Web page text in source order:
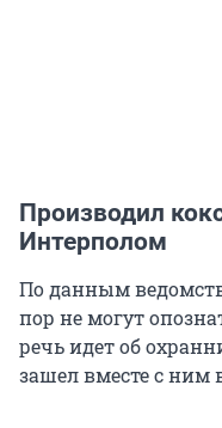
Производил
Интерполом
По данным
пор не могут
речь идет об
зашел вместе с ним